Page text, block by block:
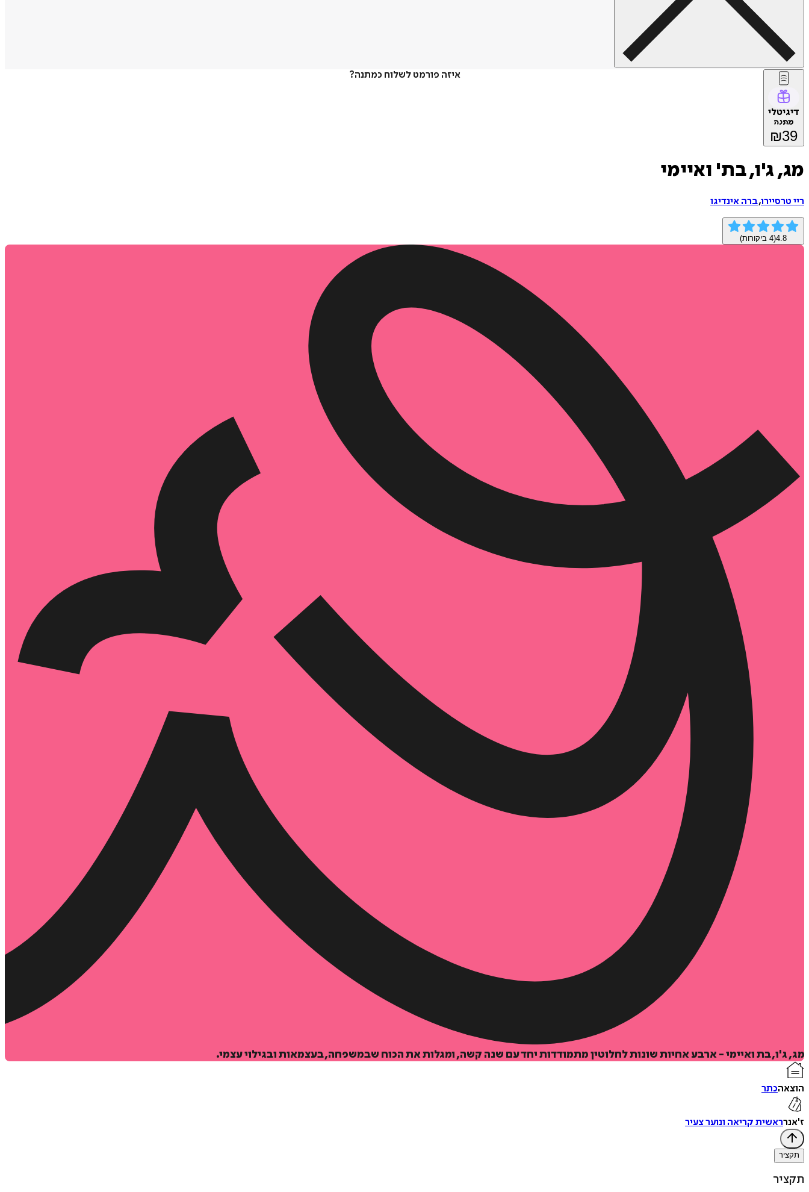
איזה פורמט לשלוח כמתנה?
דיגיטלי
מתנה
₪39
מג, ג'ו, בת' ואיימי
ריי טרסיירו,ברה אינדיגו
4.8
(
4 ביקורות)
מג, ג'ו, בת ואיימי - ארבע אחיות שונות לחלוטין מתמודדות יחד עם שנה קשה, ומגלות את הכוח שבמשפחה, בעצמאות ובגילוי עצמי.
הוצאהכתר
ז'אנרראשית קריאה ונוער צעיר
תקציר
תקציר